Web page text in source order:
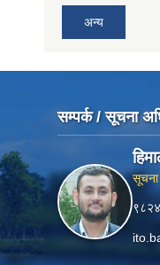
अन्य
सम्पर्क / सूचना
सूचना